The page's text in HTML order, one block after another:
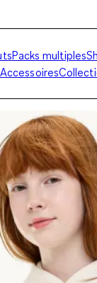
Packs multiples
Accessoires